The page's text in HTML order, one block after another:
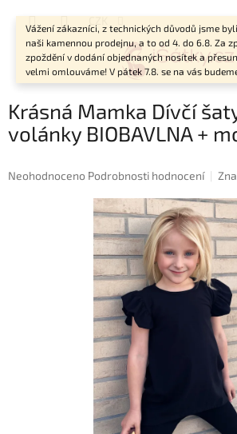
Vážení zákazníci, z technických důvodů jsme
naši kamennou prodejnu, a to od 4. do 6.8. Za
zpoždění v dodání objednaných nosítek a
velmi omlouváme! V pátek 7.8. se na vás
CZK
Krásná Mamka Dívčí
volánky BIOBAVLNA +
Průměrné
Neohodnoceno Podrobnosti hodnocení